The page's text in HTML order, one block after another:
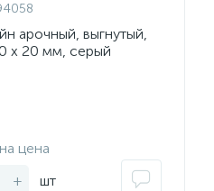
арочный, выгнутый,
х 20 мм, серый
цена
+ шт